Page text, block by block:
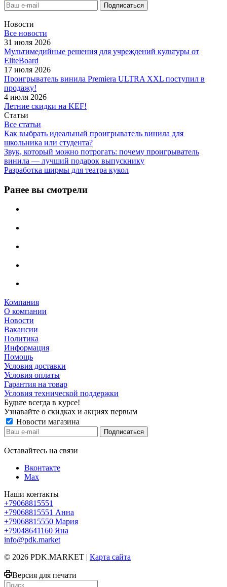
Новости
Все новости
31 июля 2026
Мультимедийные решения для учреждений культуры от
EliteBoard
17 июля 2026
Проигрыватель винила Premiera ULTRA XXL поступил в
продажу!
4 июля 2026
Летние скидки на KEF!
Статьи
Все статьи
Как выбрать идеальный проигрыватель винила для
школьника или студента?
Звук, который можно потрогать: почему проигрыватель
винила — лучший подарок выпускнику
Разработка ширмы для театра кукол
Ранее вы смотрели
Компания
О компании
Новости
Вакансии
Политика
Информация
Помощь
Условия доставки
Условия оплаты
Гарантия на товар
Условия технической поддержки
Будьте всегда в курсе!
Узнавайте о скидках и акциях первым
Новости магазина
Оставайтесь на связи
Вконтакте
Max
Наши контакты
+79068815551
+79068815551 Анна
+79068815550 Мария
+79048641160 Яна
info@pdk.market
© 2026 PDK.MARKET | Карта сайта
Версия для печати